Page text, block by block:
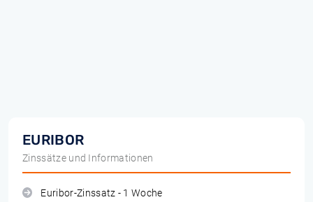
EURIBOR
Zinssätze und Informationen
Euribor-Zinssatz - 1 Woche